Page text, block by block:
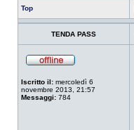
Top
TENDA PASS
Iscritto il: mercoledì 6
novembre 2013, 21:57
Messaggi: 784